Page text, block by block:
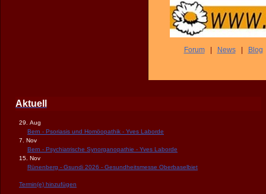
Forum| News| Blog
Aktuell
29. Aug
Bern - Psoriasis und Homöopathik - Yves Laborde
7. Nov
Bern - Psychiatrische Synorganopathie - Yves Laborde
15. Nov
Rünenberg - Gsundi 2026 - Gesundheitsmesse Oberbaselbiet
Termin(e) hinzufügen